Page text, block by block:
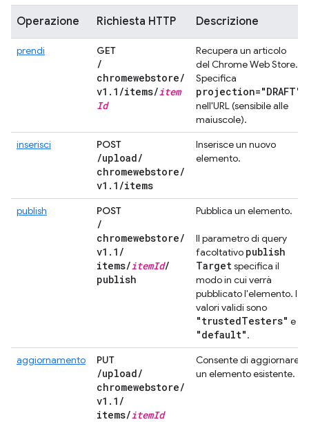
Operazione Richiesta HTTP Descrizione
prendi GET
/
chromewebstore/
v1 . 1 /items/item
Id
Recupera un articolo
del Chrome Web Store.
Specifica
projection="DRAFT"
nell'URL (sensibile alle
maiuscole).
inserisci
POST
/upload/
chromewebstore/
v1 . 1 /items
Inserisce un nuovo
elemento.
publish POST
/
chromewebstore/
v1 . 1 /
items/itemId/
publish
Pubblica un elemento.
Il parametro di query
facoltativo publish
Targetspecifica il
modo in cui verrà
pubblicato l'elemento. I
valori validi sono
"trustedTesters" e
"default".
aggiornamento
PUT
/upload/
chromewebstore/
v1 . 1 /
items/itemId
Consente di aggiornare
un elemento esistente.